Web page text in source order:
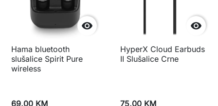

Hama bluetooth
slušalice Spirit Pure
wireless
69,00 KM

HyperX Cloud Earbuds
II Slušalice Crne
75,00 KM